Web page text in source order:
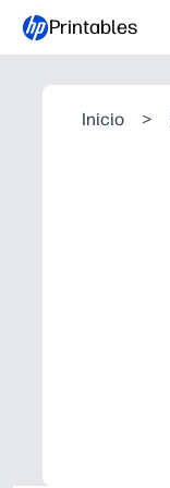
Printables
Inicio >